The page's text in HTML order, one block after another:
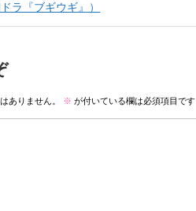
ラ『ブギウギ』）
ありません。 ※ が付いている欄は必須項目です